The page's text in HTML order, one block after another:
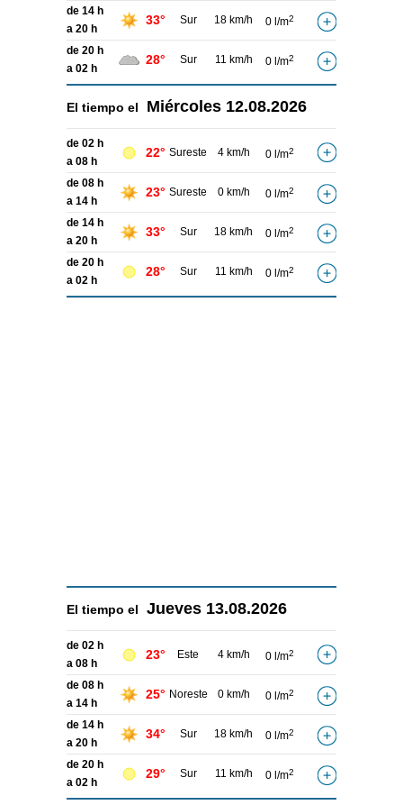
de 14 h
a 20 h
33° Sur 18 km/h 0 l/m2
de 20 h
a 02 h
28° Sur 11 km/h 0 l/m2
El tiempo el Miércoles 12.08.2026
de 02 h
a 08 h
22° Sureste 4 km/h 0 l/m2
de 08 h
a 14 h
23° Sureste 0 km/h 0 l/m2
de 14 h
a 20 h
33° Sur 18 km/h 0 l/m2
de 20 h
a 02 h
28° Sur 11 km/h 0 l/m2
El tiempo el Jueves 13.08.2026
de 02 h
a 08 h
23° Este 4 km/h 0 l/m2
de 08 h
a 14 h
25° Noreste 0 km/h 0 l/m2
de 14 h
a 20 h
34° Sur 18 km/h 0 l/m2
de 20 h
a 02 h
29° Sur 11 km/h 0 l/m2